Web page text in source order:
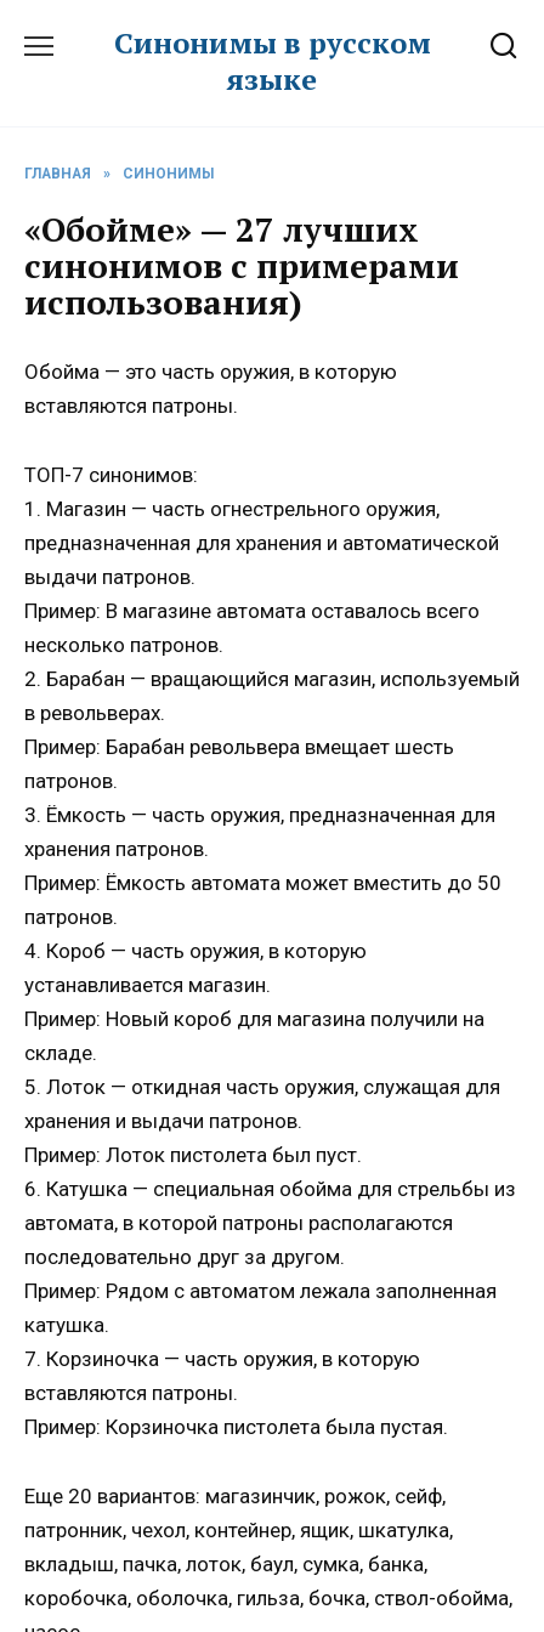
Синонимы в русском
языке
ГЛАВНАЯ » СИНОНИМЫ
«Обойме» — 27 лучших
синонимов с примерами
использования)
Обойма — это часть оружия, в которую
вставляются патроны.
ТОП-7 синонимов:
1. Магазин — часть огнестрельного оружия,
предназначенная для хранения и автоматической
выдачи патронов.
Пример: В магазине автомата оставалось всего
несколько патронов.
2. Барабан — вращающийся магазин, используемый
в револьверах.
Пример: Барабан револьвера вмещает шесть
патронов.
3. Ёмкость — часть оружия, предназначенная для
хранения патронов.
Пример: Ёмкость автомата может вместить до 50
патронов.
4. Короб — часть оружия, в которую
устанавливается магазин.
Пример: Новый короб для магазина получили на
складе.
5. Лоток — откидная часть оружия, служащая для
хранения и выдачи патронов.
Пример: Лоток пистолета был пуст.
6. Катушка — специальная обойма для стрельбы из
автомата, в которой патроны располагаются
последовательно друг за другом.
Пример: Рядом с автоматом лежала заполненная
катушка.
7. Корзиночка — часть оружия, в которую
вставляются патроны.
Пример: Корзиночка пистолета была пустая.
Еще 20 вариантов: магазинчик, рожок, сейф,
патронник, чехол, контейнер, ящик, шкатулка,
вкладыш, пачка, лоток, баул, сумка, банка,
коробочка, оболочка, гильза, бочка, ствол-обойма,